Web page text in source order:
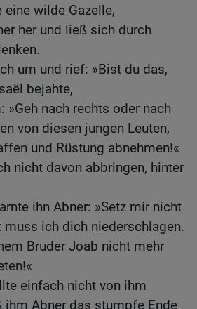
wilde Gazelle,
her und ließ sich durch
um und rief: »Bist du das,
bejahte,
»Geh nach rechts oder nach
von diesen jungen Leuten,
und Rüstung abnehmen!«
nicht davon abbringen, hinter
ihn Abner: »Setz mir nicht
muss ich dich niederschlagen.
Bruder Joab nicht mehr
einfach nicht von ihm
ihm Abner das stumpfe Ende